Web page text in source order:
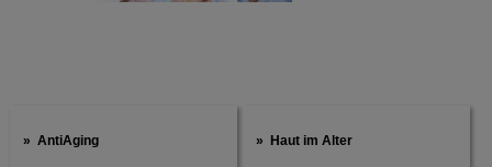
AntiAging Haut im Alter